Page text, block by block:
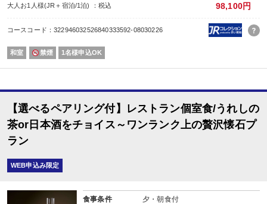
大人お1人様(JR＋宿泊/1泊) ：税込 98,100円
コースコード：322946032526840333592-08030226
和室 禁煙 1名様申込OK
【選べるペアリング付】レストラン個室食/うれしの
茶or日本酒をチョイス～ワンランク上の贅沢懐石プ
ラン
WEB申込み限定
食事条件 夕・朝食付